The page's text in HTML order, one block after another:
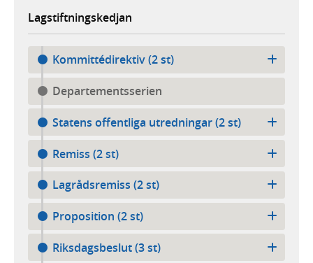
Lagstiftningskedjan
Kommittédirektiv (2 st)
Departementsserien
Statens offentliga utredningar (2 st)
Remiss (2 st)
Lagrådsremiss (2 st)
Proposition (2 st)
Riksdagsbeslut (3 st)